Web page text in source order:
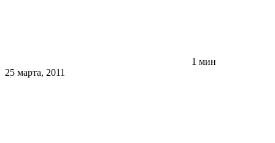
1 мин
25 марта, 2011